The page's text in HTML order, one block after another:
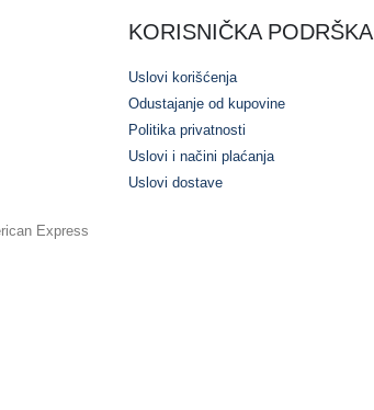
KORISNIČKA PODRŠKA
Uslovi korišćenja
Odustajanje od kupovine
Politika privatnosti
Uslovi i načini plaćanja
Uslovi dostave